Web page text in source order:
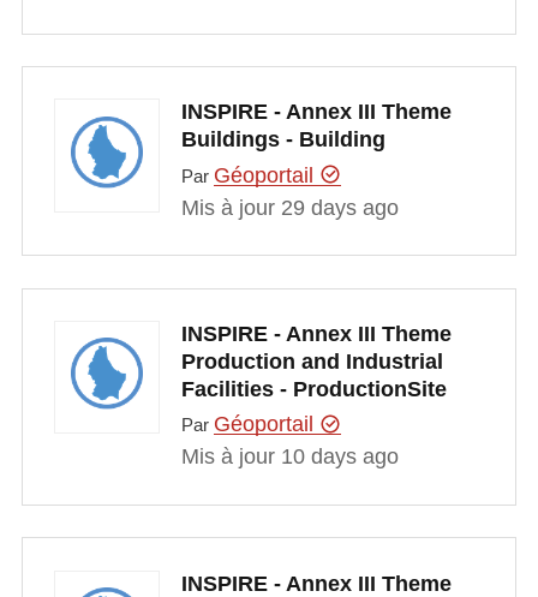
INSPIRE - Annex III Theme
Buildings - Building
Par Géoportail
Mis à jour 29 days ago
INSPIRE - Annex III Theme
Production and Industrial
Facilities - ProductionSite
Par Géoportail
Mis à jour 10 days ago
INSPIRE - Annex III Theme